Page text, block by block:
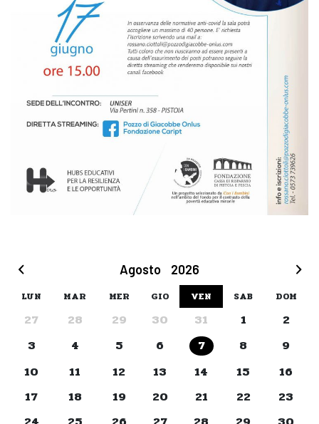
Agosto 2026
LUN MAR MER GIO VEN SAB DOM
27 28 29 30 31 1
2
3
4 5 6 7 8
9
10
11 12 13 14 15
16
17
18 19 20 21 22
23